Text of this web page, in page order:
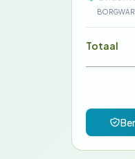
Totaal